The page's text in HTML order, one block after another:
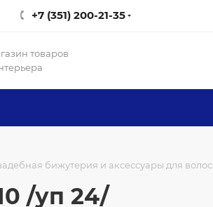
+7 (351) 200-21-35
товаров
бижутерия и аксессуары для волос
/уп 24/